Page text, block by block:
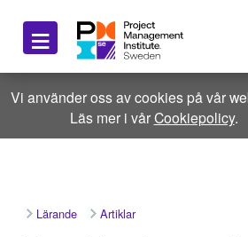
≡
Vi använder oss av cookies på vår
Läs mer i vårCookiepolicy.
Lärande Artiklar